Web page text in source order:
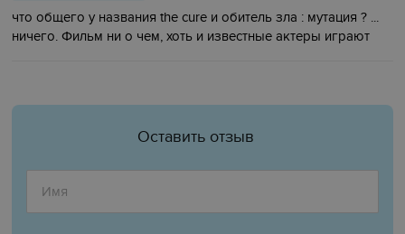
что общего у названия the cure и обитель зла : мутация ? ...
ничего. Фильм ни о чем, хоть и известные актеры играют
Оставить отзыв